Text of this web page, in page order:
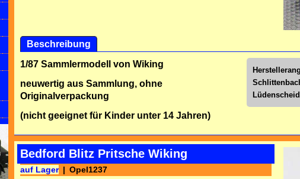
Beschreibung
1/87 Sammlermodell von Wiking
neuwertig aus Sammlung, ohne
Originalverpackung
(nicht geeignet für Kinder unter 14 Jahren)
Bedford Blitz Pritsche Wiking
auf Lager Opel1237